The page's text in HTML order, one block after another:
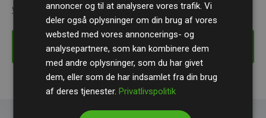
vores medlemsbetingelser.
Tilmeld
annoncer og til at analysere vores trafik. Vi
deler også oplysninger om din brug af vores
websted med vores annoncerings- og
analysepartnere, som kan kombinere dem
med andre oplysninger, som du har givet
dem, eller som de har indsamlet fra din brug
af deres tjenester.Privatlivspolitik